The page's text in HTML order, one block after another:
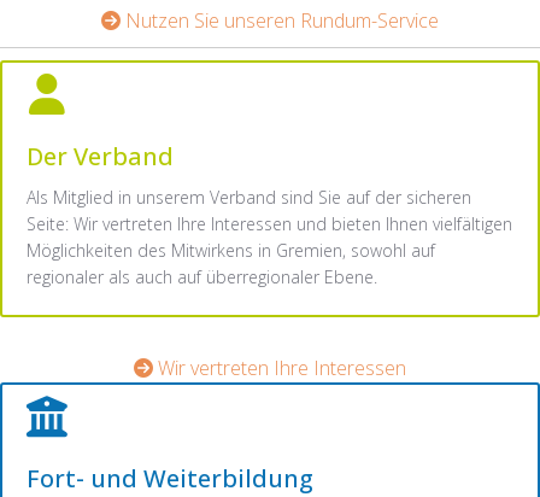
Nutzen Sie unseren Rundum-Service
Der Verband
Als Mitglied in unserem Verband sind Sie auf der sicheren
Seite: Wir vertreten Ihre Interessen und bieten Ihnen vielfältigen
Möglichkeiten des Mitwirkens in Gremien, sowohl auf
regionaler als auch auf überregionaler Ebene.
Wir vertreten Ihre Interessen
Fort- und Weiterbildung